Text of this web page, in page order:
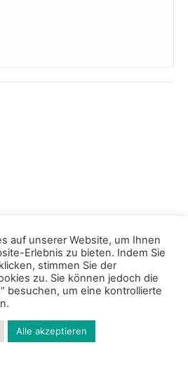
auf unserer Website, um Ihnen
Erlebnis zu bieten. Indem Sie
stimmen Sie der
zu. Sie können jedoch die
besuchen, um eine kontrollierte
Alle akzeptieren